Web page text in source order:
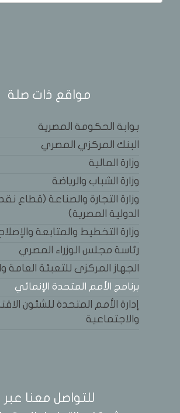
مواقع ذات صلة
بوابة الحكومة المصرية
البنك المركزي المصري
وزارة المالية
وزارة الشباب والرياضة
وزارة التجارة والصناعة (قطاع
الدولية المصرية)
وزارة التخطيط والمتابعة
رئاسة مجلس الوزراء المصري
الجهاز المركزى للتعبئة العامة
برنامج الأمم المتحدة الإنمائي
إدارة الأمم المتحدة للشئون
والاجتماعية
للتواصل معنا عبر